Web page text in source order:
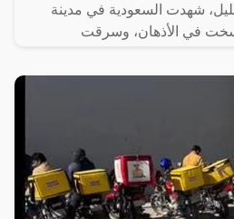
شهدت السعودية في مدينة
في الأذهان، وسرقت